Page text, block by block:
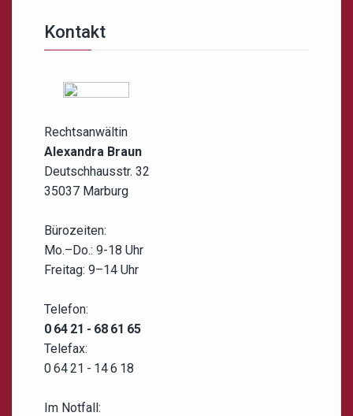
Kontakt
Rechtsanwältin
Alexandra Braun
Deutschhausstr. 32
35037 Marburg
Bürozeiten:
Mo.–Do.: 9-18 Uhr
Freitag: 9–14 Uhr
Telefon:
0 64 21 - 68 61 65
Telefax:
0 64 21 - 14 6 18
Im Notfall: